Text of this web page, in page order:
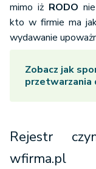
mimo iż RODO
kto w firmie ma
wydawanie
Zobacz jak
przetwarzania
Rejestr
wfirma.pl